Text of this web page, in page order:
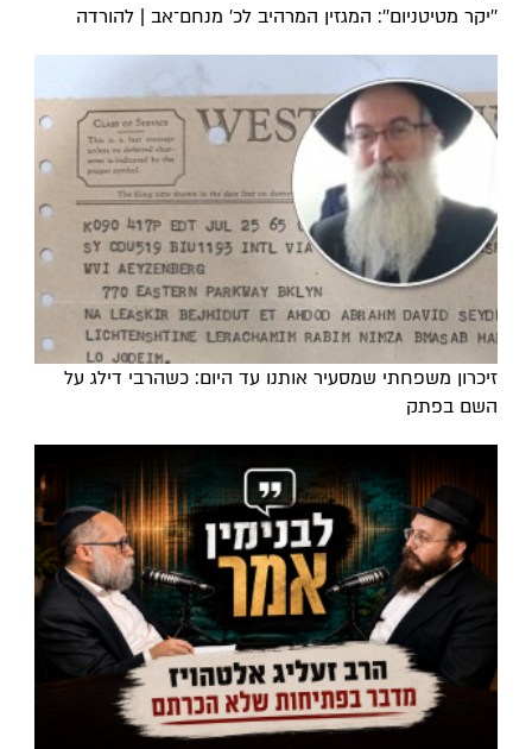
''יקר מטיטניום'': המגזין המרהיב לכ’ מנחם־אב | להורדה
זיכרון משפחתי שמסעיר אותנו עד היום: כשהרבי דילג על
השם בפתק